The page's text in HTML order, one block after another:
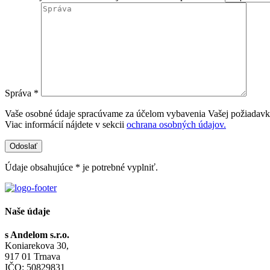
Správa *
Vaše osobné údaje spracúvame za účelom vybavenia Vašej
Viac informácií nájdete v sekcii ochrana osobných údajov.
Údaje obsahujúce * je potrebné vyplniť.
Naše údaje
s Andelom s.r.o.
Koniarekova 30,
917 01 Trnava
IČO: 50829831